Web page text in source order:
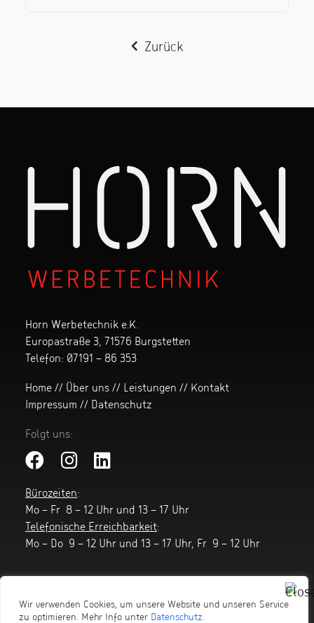
Wir verwenden Cookies, um unsere Website und unseren Service
zu optimieren. Mehr Info unter Datenschutz.
Zurück
Horn Werbetechnik e.K.
Europastraße 3, 71576 Burgstetten
Telefon: 07191 – 86 353
Home // Über uns // Leistungen // Kontakt
Impressum // Datenschutz
Folgt uns:
Bürozeiten:
Mo – Fr 8 – 12 Uhr und 13 – 17 Uhr
Telefonische Erreichbarkeit:
Mo – Do 9 – 12 Uhr und 13 – 17 Uhr, Fr 9 – 12 Uhr